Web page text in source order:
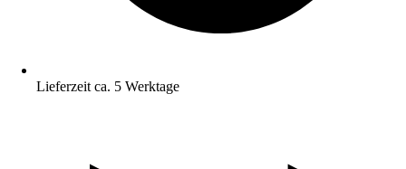
Lieferzeit ca. 5 Werktage